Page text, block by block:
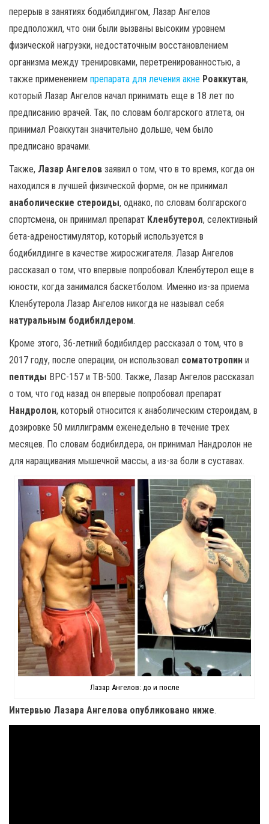
перерыв в занятиях бодибилдингом, Лазар Ангелов
предположил, что они были вызваны высоким уровнем
физической нагрузки, недостаточным восстановлением
организма между тренировками, перетренированностью, а
также применением препарата для лечения акне Роаккутан,
который Лазар Ангелов начал принимать еще в 18 лет по
предписанию врачей. Так, по словам болгарского атлета, он
принимал Роаккутан значительно дольше, чем было
предписано врачами.
Также, Лазар Ангелов заявил о том, что в то время, когда он
находился в лучшей физической форме, он не принимал
анаболические стероиды, однако, по словам болгарского
спортсмена, он принимал препарат Кленбутерол, селективный
бета-адреностимулятор, который используется в
бодибилдинге в качестве жиросжигателя. Лазар Ангелов
рассказал о том, что впервые попробовал Кленбутерол еще в
юности, когда занимался баскетболом. Именно из-за приема
Кленбутерола Лазар Ангелов никогда не называл себя
натуральным бодибилдером.
Кроме этого, 36-летний бодибилдер рассказал о том, что в
2017 году, после операции, он использовал соматотропин и
пептиды BPC-157 и TB-500. Также, Лазар Ангелов рассказал
о том, что год назад он впервые попробовал препарат
Нандролон, который относится к анаболическим стероидам, в
дозировке 50 миллиграмм еженедельно в течение трех
месяцев. По словам бодибилдера, он принимал Нандролон не
для наращивания мышечной массы, а из-за боли в суставах.
Лазар Ангелов: до и после
Интервью Лазара Ангелова опубликовано ниже.